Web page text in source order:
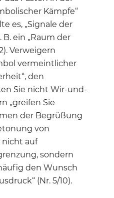
Kämpfe“
es, „Signale der
ein „Raum der
Verweigern
vermeintlicher
den
Sie nicht Wir-und-
„greifen Sie
der Begrüßung
von
nicht auf
sondern
den Wunsch
(Nr. 5/10).